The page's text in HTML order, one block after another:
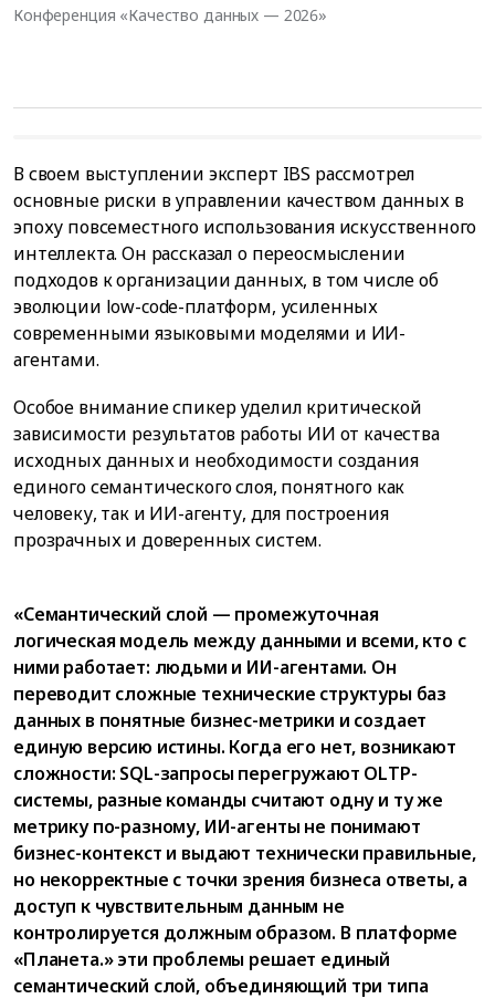
Конференция «Качество данных — 2026»
В своем выступлении эксперт IBS рассмотрел
основные риски в управлении качеством данных в
эпоху повсеместного использования искусственного
интеллекта. Он рассказал о переосмыслении
подходов к организации данных, в том числе об
эволюции low-code-платформ, усиленных
современными языковыми моделями и ИИ-
агентами.
Особое внимание спикер уделил критической
зависимости результатов работы ИИ от качества
исходных данных и необходимости создания
единого семантического слоя, понятного как
человеку, так и ИИ-агенту, для построения
прозрачных и доверенных систем.
«Семантический слой — промежуточная
логическая модель между данными и всеми, кто с
ними работает: людьми и ИИ-агентами. Он
переводит сложные технические структуры баз
данных в понятные бизнес-метрики и создает
единую версию истины. Когда его нет, возникают
сложности: SQL-запросы перегружают OLTP-
системы, разные команды считают одну и ту же
метрику по-разному, ИИ-агенты не понимают
бизнес-контекст и выдают технически правильные,
но некорректные с точки зрения бизнеса ответы, а
доступ к чувствительным данным не
контролируется должным образом. В платформе
«Планета.» эти проблемы решает единый
семантический слой, объединяющий три типа